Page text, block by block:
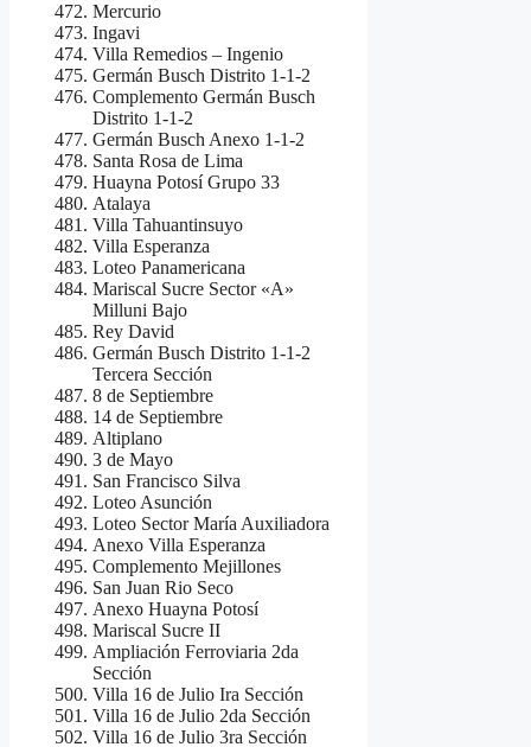
Mercurio
Ingavi
Villa Remedios – Ingenio
Germán Busch Distrito 1-1-2
Complemento Germán Busch
Distrito 1-1-2
Germán Busch Anexo 1-1-2
Santa Rosa de Lima
Huayna Potosí Grupo 33
Atalaya
Villa Tahuantinsuyo
Villa Esperanza
Loteo Panamericana
Mariscal Sucre Sector «A»
Milluni Bajo
Rey David
Germán Busch Distrito 1-1-2
Tercera Sección
8 de Septiembre
14 de Septiembre
Altiplano
3 de Mayo
San Francisco Silva
Loteo Asunción
Loteo Sector María Auxiliadora
Anexo Villa Esperanza
Complemento Mejillones
San Juan Rio Seco
Anexo Huayna Potosí
Mariscal Sucre II
Ampliación Ferroviaria 2da
Sección
Villa 16 de Julio Ira Sección
Villa 16 de Julio 2da Sección
Villa 16 de Julio 3ra Sección